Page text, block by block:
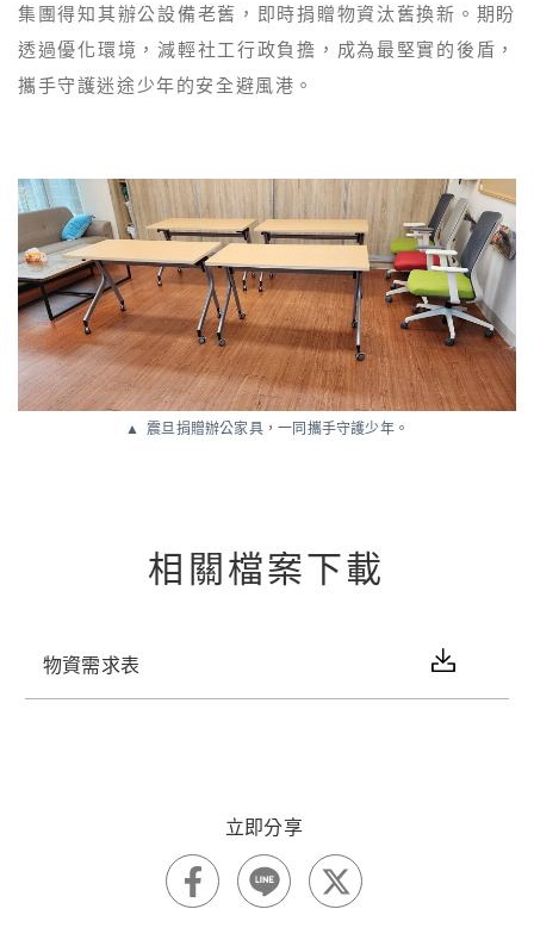
集團得知其辦公設備老舊，即時捐贈物資汰舊換新。期盼
透過優化環境，減輕社工行政負擔，成為最堅實的後盾，
攜手守護迷途少年的安全避風港。
震旦捐贈辦公家具，一同攜手守護少年。
相關檔案下載
物資需求表